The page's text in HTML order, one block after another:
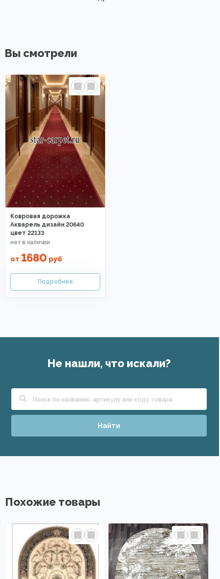
Вы смотрели
Ковровая дорожка
Акварель дизайн 20640
цвет 22133
от 1680 руб
Не нашли, что искали?
Найти
Похожие товары